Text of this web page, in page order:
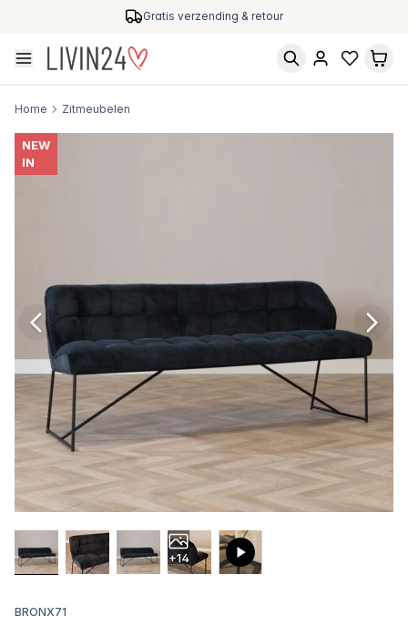
Gratis verzending & retour
Home Zitmeubelen
NEW
IN
+14
BRONX71